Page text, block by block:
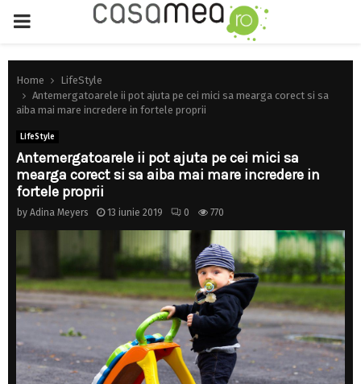
PRIMARY
MENU
Home
LifeStyle
Antemergatoarele ii pot ajuta pe cei mici sa mearga corect si sa
aiba mai mare incredere in fortele proprii
LifeStyle
Antemergatoarele ii pot ajuta pe cei mici sa
mearga corect si sa aiba mai mare incredere in
fortele proprii
by Adina Meyers 13 iunie 2019 0 770